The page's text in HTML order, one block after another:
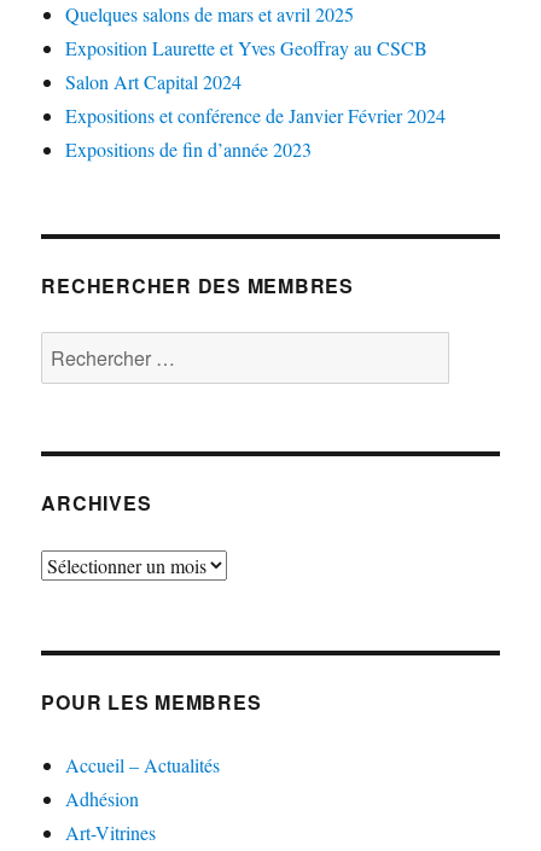
Quelques salons de mars et avril 2025
Exposition Laurette et Yves Geoffray au CSCB
Salon Art Capital 2024
Expositions et conférence de Janvier Février 2024
Expositions de fin d’année 2023
RECHERCHER DES MEMBRES
Rechercher :
ARCHIVES
Archives
POUR LES MEMBRES
Accueil – Actualités
Adhésion
Art-Vitrines